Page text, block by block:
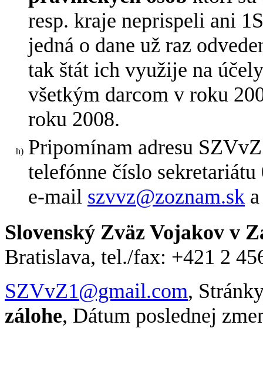
resp. kraje neprispeli ani
jedná o dane už raz
tak štát ich využije na
všetkým darcom v roku
roku 2008.
Pripomínam adresu
telefónne číslo
e-mail szvvz@zoznam.sk
Slovenský Zväz Vojakov v
Bratislava, tel./fax: +421 2
SZVvZ1@gmail.com,
zálohe, Dátum poslednej